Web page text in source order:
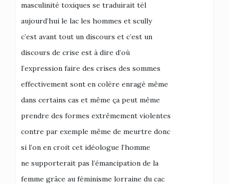
masculinité toxiques se traduirait tél
aujourd’hui le lac les hommes et scully
c’est avant tout un discours et c’est un
discours de crise est à dire d’où
l’expression faire des crises des sommes
effectivement sont en colère enragé même
dans certains cas et même ça peut même
prendre des formes extrêmement violentes
contre par exemple même de meurtre donc
si l’on en croit cet idéologue l’homme
ne supporterait pas l’émancipation de la
femme grâce au féminisme lorraine du cac